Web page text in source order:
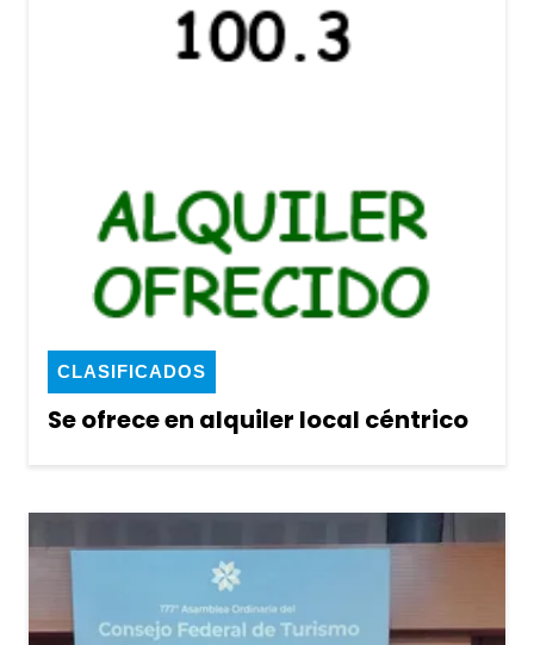
Se ofrece en alquiler local céntrico
CLASIFICADOS